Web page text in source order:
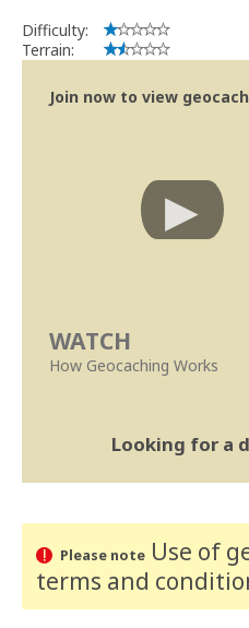
Difficulty:
Terrain:
Join now to view
WATCH
How Geocaching Works
Looking for a
Please noteUse of
terms and